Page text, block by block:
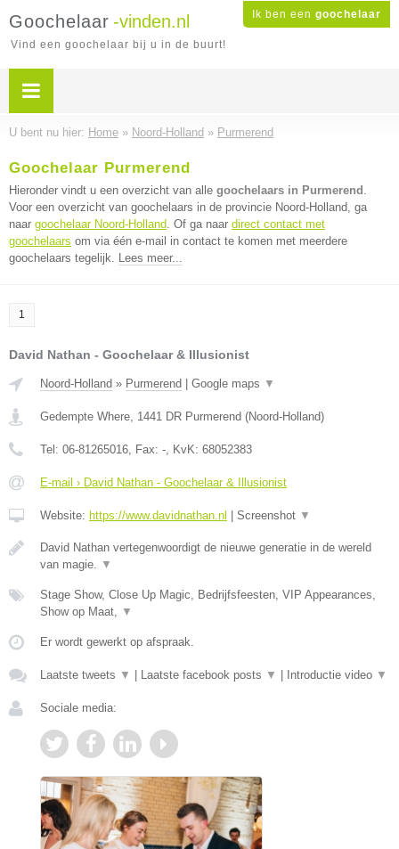
Ik ben een goochelaar
Goochelaar -vinden.nl
Vind een goochelaar bij u in de buurt!
U bent nu hier: Home » Noord-Holland » Purmerend
Goochelaar Purmerend
Hieronder vindt u een overzicht van alle goochelaars in Purmerend .
Voor een overzicht van goochelaars in de provincie Noord-Holland, ga
naar goochelaar Noord-Holland. Of ga naar direct contact met
goochelaars om via één e-mail in contact te komen met meerdere
goochelaars tegelijk. Lees meer...
1
David Nathan - Goochelaar & Illusionist
Noord-Holland » Purmerend Google maps ▼
Gedempte Where, 1441 DR Purmerend (Noord-Holland)
Tel: 06-81265016, Fax: -, KvK: 68052383
E-mail › David Nathan - Goochelaar & Illusionist
Website: https://www.davidnathan.nl Screenshot ▼
David Nathan vertegenwoordigt de nieuwe generatie in de wereld
van magie. ▼
Stage Show, Close Up Magic, Bedrijfsfeesten, VIP Appearances,
Show op Maat, ▼
Er wordt gewerkt op afspraak.
Laatste tweets ▼ Laatste facebook posts ▼ Introductie video ▼
Sociale media: